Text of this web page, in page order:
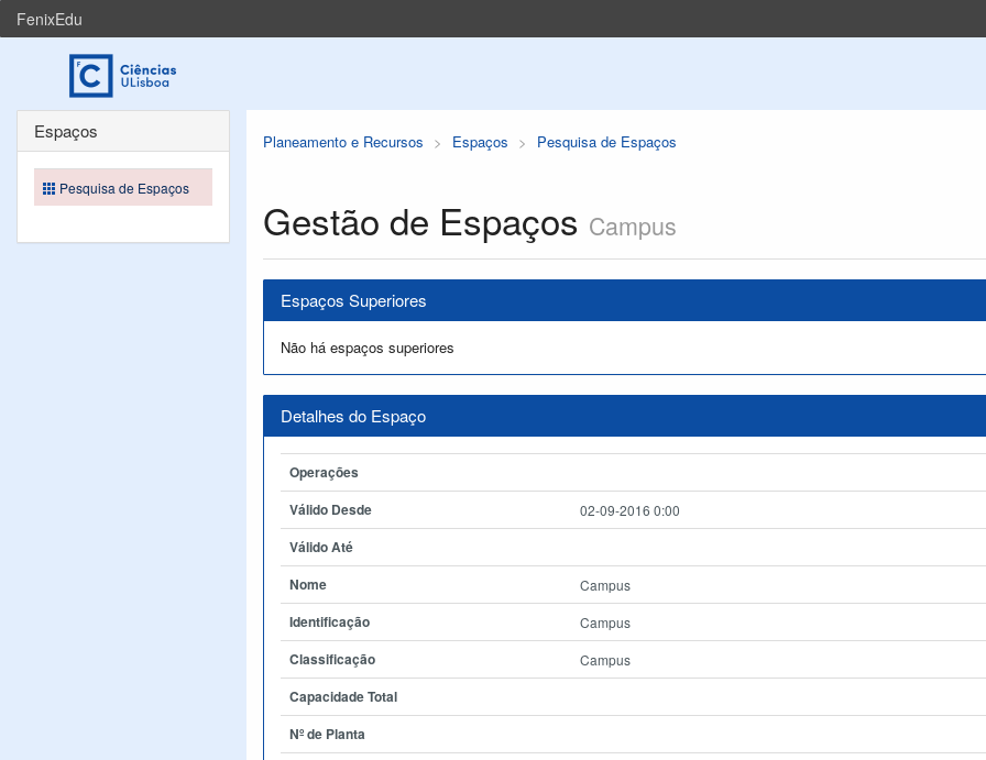
FenixEdu
Planeamento e Recursos Espaços Pesquisa de Espaços
Gestão de Espaços Campus
Espaços Superiores
Não há espaços superiores
Detalhes do Espaço
Operações
Válido Desde
02-09-2016 0:00
Válido Até
Nome
Campus
Identificação Campus
Classificação Campus
Capacidade Total
Nº de Planta
Espaços
Pesquisa de Espaços